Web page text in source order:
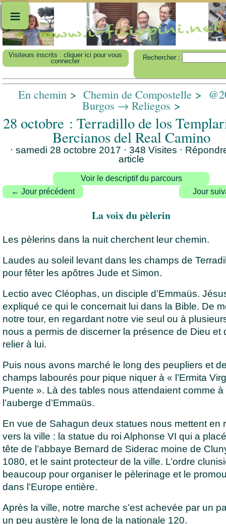
Visiteurs inscrits : cliquer ici pour vous
connecter
Rechercher :
≡
En chemin > Chemin de Compostelle >
Burgos → Reliegos >
28 octobre : Terradillo de los
Bercianos del Real Camino
⋅ samedi 28 octobre 2017 ⋅ 348 Visites ⋅
article
Voir le descriptif du parcours
← Jour précédent
Jour
La voix du pèlerin
Les pèlerins dans la nuit cherchent leur chemin.
Laudes au soleil levant dans les champs de
pour fêter les apôtres Jude et Simon.
Lectio avec Cléophas, un disciple d’Emmaüs.
expliqué ce qui le concernait lui dans la Bible. De
notre tour, en regardant notre vie seul ou à
nous a permis de discerner la présence de Dieu et
relier à lui.
Puis nous avons marché le long des peupliers et
champs labourés pour pique niquer à « l’Ermita
Puente ». Là des tables nous attendaient comme à
l’auberge d’Emmaüs.
En vue de Sahagun deux statues nous mettent en
vers la ville : la statue du roi Alphonse VI qui a
tête de l’abbaye Bernard de Siderac moine de
1080, et le saint protecteur de la ville. L’ordre
beaucoup pour organiser le pèlerinage et le
dans l’Europe entière.
Après la ville, notre marche s’est achevée par un
un peu austère le long de la nationale 120.